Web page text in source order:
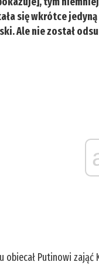
się wkrótce
Ale nie został
Putinowi